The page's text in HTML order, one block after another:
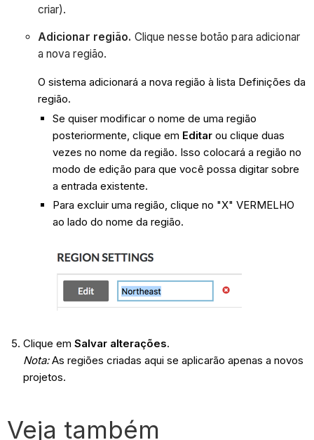
criar).
Adicionar região. Clique nesse botão para adicionar
a nova região.
O sistema adicionará a nova região à lista Definições da
região.
Se quiser modificar o nome de uma região
posteriormente, clique em Editarou clique duas
vezes no nome da região. Isso colocará a região no
modo de edição para que você possa digitar sobre
a entrada existente.
Para excluir uma região, clique no "X" VERMELHO
ao lado do nome da região.
Clique em Salvar alterações.
Nota:As regiões criadas aqui se aplicarão apenas a novos
projetos.
Veja também